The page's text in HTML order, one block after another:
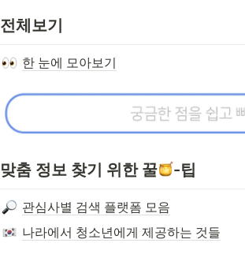
전체보기
한 눈에 모아보기
맞춤 정보 찾기 위한 꿀 -팁
관심사별 검색 플랫폼 모음
나라에서 청소년에게 제공하는 것들